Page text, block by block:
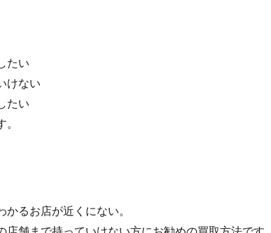
たい
けない
たい
。
かるお店が近くにない。